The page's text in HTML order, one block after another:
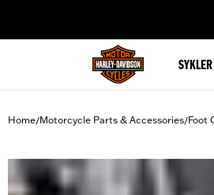
SYKLER
Home/Motorcycle Parts & Accessories/Foot